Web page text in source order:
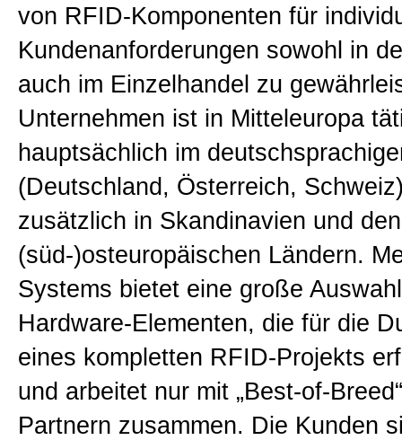
von RFID-Komponenten für
Kundenanforderungen sowohl in
auch im Einzelhandel zu
Unternehmen ist in Mitteleuropa
hauptsächlich im
(Deutschland, Österreich,
zusätzlich in Skandinavien und den
(süd-)osteuropäischen Ländern.
Systems bietet eine große
Hardware-Elementen, die für die
eines kompletten RFID-Projekts
und arbeitet nur mit „Best-of-
Partnern zusammen. Die Kunden